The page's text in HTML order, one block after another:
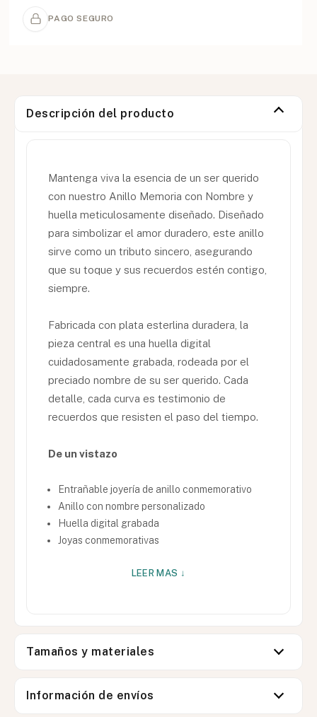
PAGO SEGURO
Descripción del producto
Mantenga viva la esencia de un ser querido
con nuestro Anillo Memoria con Nombre y
huella meticulosamente diseñado. Diseñado
para simbolizar el amor duradero, este anillo
sirve como un tributo sincero, asegurando
que su toque y sus recuerdos estén contigo,
siempre.
Fabricada con plata esterlina duradera, la
pieza central es una huella digital
cuidadosamente grabada, rodeada por el
preciado nombre de su ser querido. Cada
detalle, cada curva es testimonio de
recuerdos que resisten el paso del tiempo.
De un vistazo
Entrañable joyería de anillo conmemorativo
Anillo con nombre personalizado
Huella digital grabada
Joyas conmemorativas
LEER MAS ↓
Tamaños y materiales
Información de envíos